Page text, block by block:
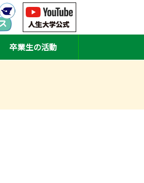
卒業生の活動